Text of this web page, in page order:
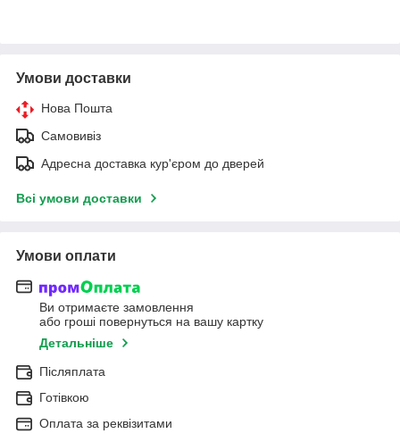
Умови доставки
Нова Пошта
Самовивіз
Адресна доставка кур'єром до дверей
Всі умови доставки
Умови оплати
Ви отримаєте замовлення
або гроші повернуться на вашу картку
Детальніше
Післяплата
Готівкою
Оплата за реквізитами